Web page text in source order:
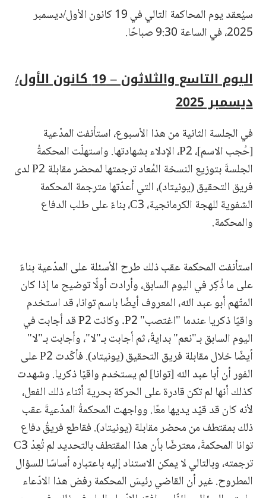
سيُعقد يوم المحاكمة التالي في 19 كانون الأول/ديسمبر
2025، في الساعة 9:30 صباحًا.
اليوم التاسع والثلاثون – 19 كانون الأول/
ديسمبر 2025
في الجلسة الثانية من هذا الأسبوع، استأنفت المدّعية
[حُجب الاسم]، P2، الإدلاء بشهادتها. واستهلّت المحكمةُ
الجلسةَ بتوزيع النسخة المُعاد ترجمتها لمحضر مقابلة P2 لدى
فريق التحقيق (يونيتاد)، التي أعدّتها مترجمة المحكمة
الشفوية للهجة الكرمانجية، C3، بناءً على طلب الدفاع
والمحكمة.
استأنفت المحكمة عقب ذلك طرح الأسئلة على المدّعية بناءً
على ما ذُكِر في اليوم السابق، وأرادت أولًا توضيح ما إذا كان
المتّهم أبو عبد الله، المعروف أيضًا باسم توانا، قد استخدم
واقيًا ذكريا عندما "اغتصب" P2. وكانت P2 قد أجابت في
اليوم السابق بـ"نعم" بدايةً، ثم أجابت بـ"لا"، وأجابت بـ"لا"
أيضًا خلال مقابلة فريق التحقيق (يونيتاد). فأكّدت P2 على
الفور أن أبا عبد الله [توانا] لم يستخدم واقيًا ذكريا. وشهدت
كذلك أنها لم تكن قادرة على الحركة بحرية أثناء ذلك الفعل،
لأنه كان قد قيّد يديها معًا. وواجهت المحكمةُ المدّعيةَ عقب
ذلك بمقتطف من محضر مقابلة (يونيتاد). فقاطع فريقُ دفاع
توانا المحكمةَ، معترضًا بأن هذا المقتطف بالتحديد لم تُعِدْ C3
ترجمته، وبالتالي لا يمكن الاستناد إليه باعتباره أساسًا للسؤال
المطروح. غير أن القاضي رئيسَ المحكمة رفض هذا الادّعاء